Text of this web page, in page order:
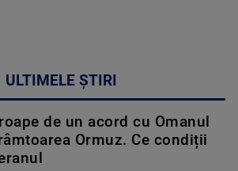
ULTIMELE ȘTIRI
de un acord cu Omanul
Ormuz. Ce condiții